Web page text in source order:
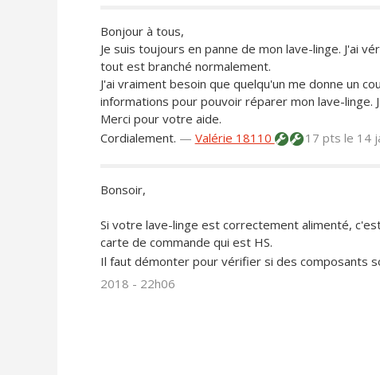
Bonjour à tous,
Je suis toujours en panne de mon lave-linge. J'ai
tout est branché normalement.
J'ai vraiment besoin que quelqu'un me donne un
informations pour pouvoir réparer mon lave-linge.
Merci pour votre aide.
Cordialement. — Valérie 18110 17 pts le 14
Bonsoir,
Si votre lave-linge est correctement alimenté,
carte de commande qui est HS.
Il faut démonter pour vérifier si des composants
2018 - 22h06